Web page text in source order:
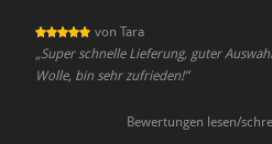
von Tara
„Super schnelle Lieferung, guter
Wolle, bin sehr zufrieden!”
Bewertungen lesen/